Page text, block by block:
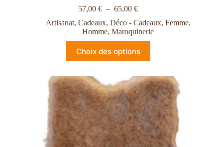
57,00€ – 65,00€
Artisanat, Cadeaux, Déco - Cadeaux, Femme,
Homme,Maroquinerie
Choix des options